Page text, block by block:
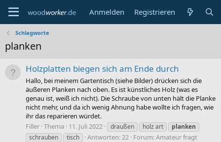
Anmelden Registrieren
Schlagworte
planken
Holzplatten biegen sich am Ende durch
Hallo, bei meinem Gartentisch (siehe Bilder) drücken sich die
äußeren Planken nach oben. Es ist künstliches Holz (was es
genau ist, weiß ich nicht). Die Schraube von unten hält die Planke
nicht mehr, und da ich wenig Ahnung habe wollte ich fragen, wie
ihr das reparieren würdet.
Filler Thema 11. Juli 2022 draußen holz art
planken
schrauben
tisch Antworten: 22 Forum:Amateur fragt